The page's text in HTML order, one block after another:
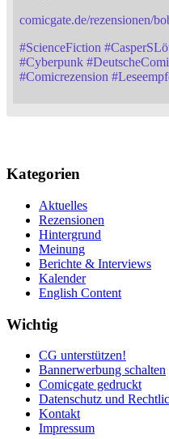
comicgate.de/rezensionen/
#ScienceFiction #
#Cyberpunk #
#Comicrezension #
Kategorien
Aktuelles
Rezensionen
Hintergrund
Meinung
Berichte & Interviews
Kalender
English Content
Wichtig
CG unterstützen!
Bannerwerbung schalten
Comicgate gedruckt
Datenschutz und
Kontakt
Impressum